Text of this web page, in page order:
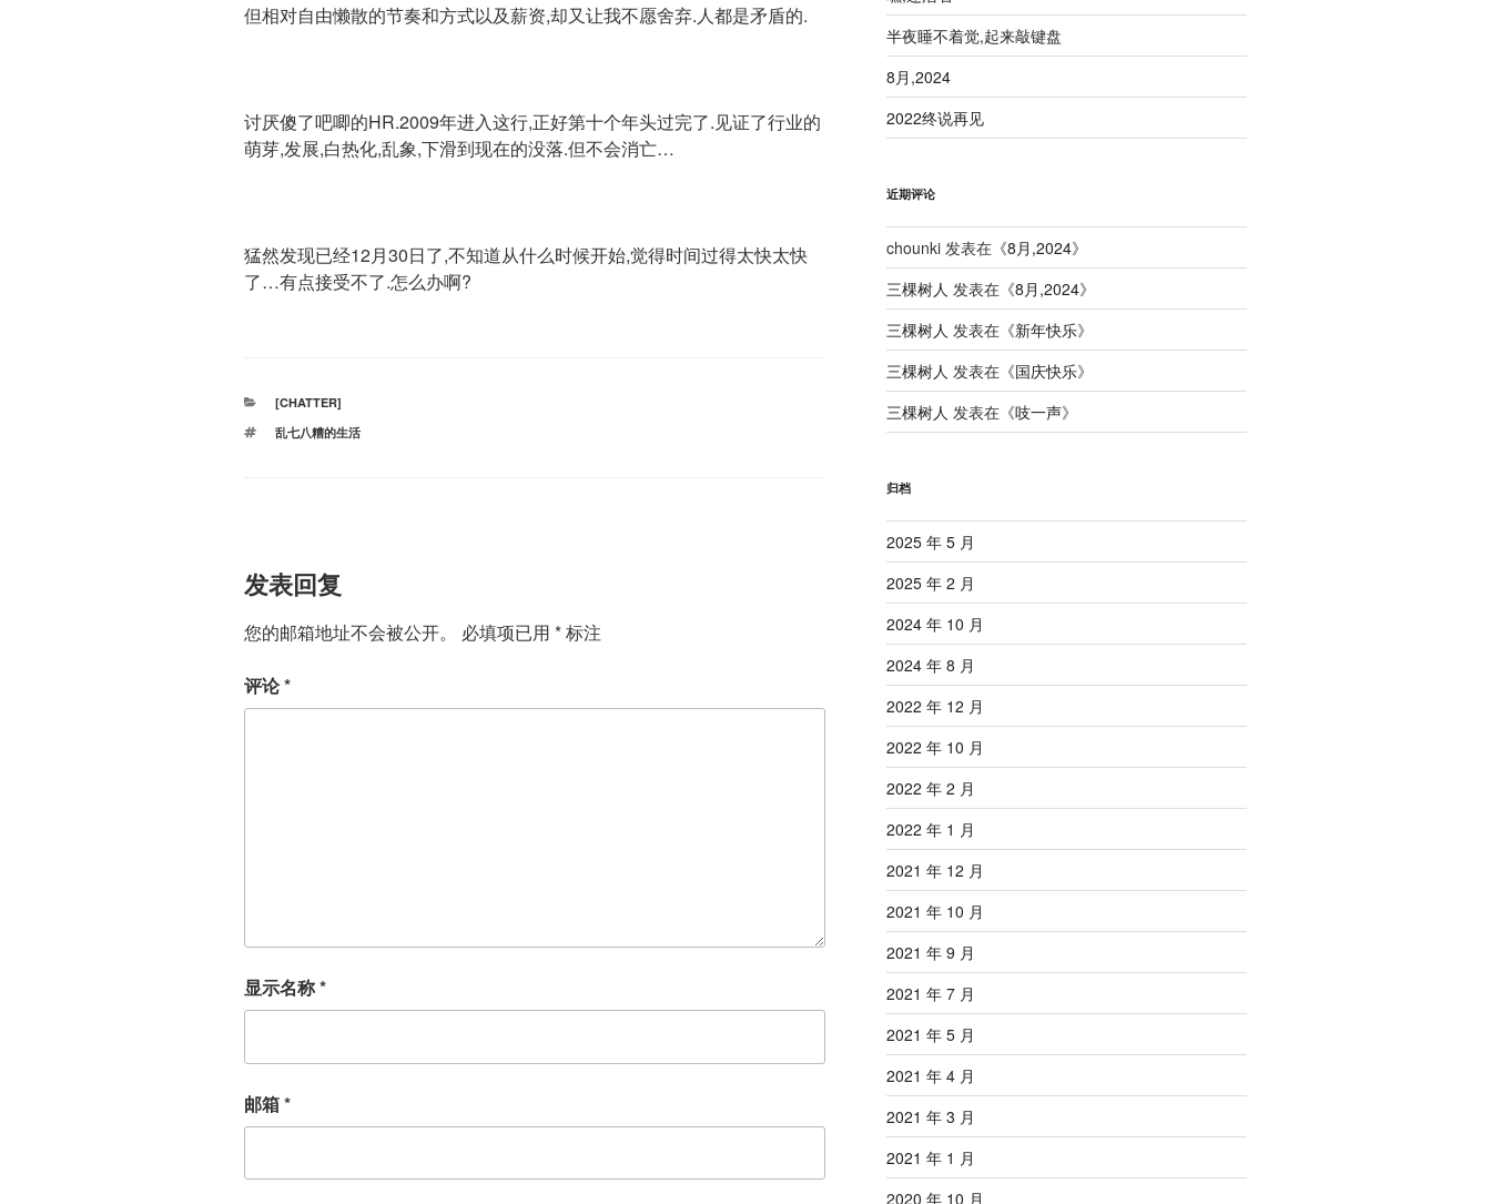
但相对自由懒散的节奏和方式以及薪资,却又让我不愿舍弃.人都是矛盾的.
讨厌傻了吧唧的HR.2009年进入这行,正好第十个年头过完了.见证了行业的
萌芽,发展,白热化,乱象,下滑到现在的没落.但不会消亡…
猛然发现已经12月30日了,不知道从什么时候开始,觉得时间过得太快太快
了…有点接受不了.怎么办啊?
分
[CHATTER]
标
乱七八糟的生活
发表回复
您的邮箱地址不会被公开。 必填项已用 *标注
评论*
显示名称*
邮箱*
半夜睡不着觉,起来敲键盘
8月,2024
2022终说再见
近期评论
chounki发表在《8月,2024》
三棵树人 发表在《8月,2024》
三棵树人 发表在《新年快乐》
三棵树人 发表在《国庆快乐》
三棵树人 发表在《吱一声》
归档
2025 年 5 月
2025 年 2 月
2024 年 10 月
2024 年 8 月
2022 年 12 月
2022 年 10 月
2022 年 2 月
2022 年 1 月
2021 年 12 月
2021 年 10 月
2021 年 9 月
2021 年 7 月
2021 年 5 月
2021 年 4 月
2021 年 3 月
2021 年 1 月
2020 年 10 月